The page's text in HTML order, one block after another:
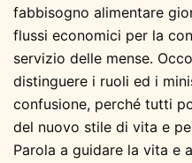
fabbisogno alimentare
flussi economici per la
servizio delle mense.
distinguere i ruoli ed i
confusione, perché tutti
del nuovo stile di vita e
Parola a guidare la vita e